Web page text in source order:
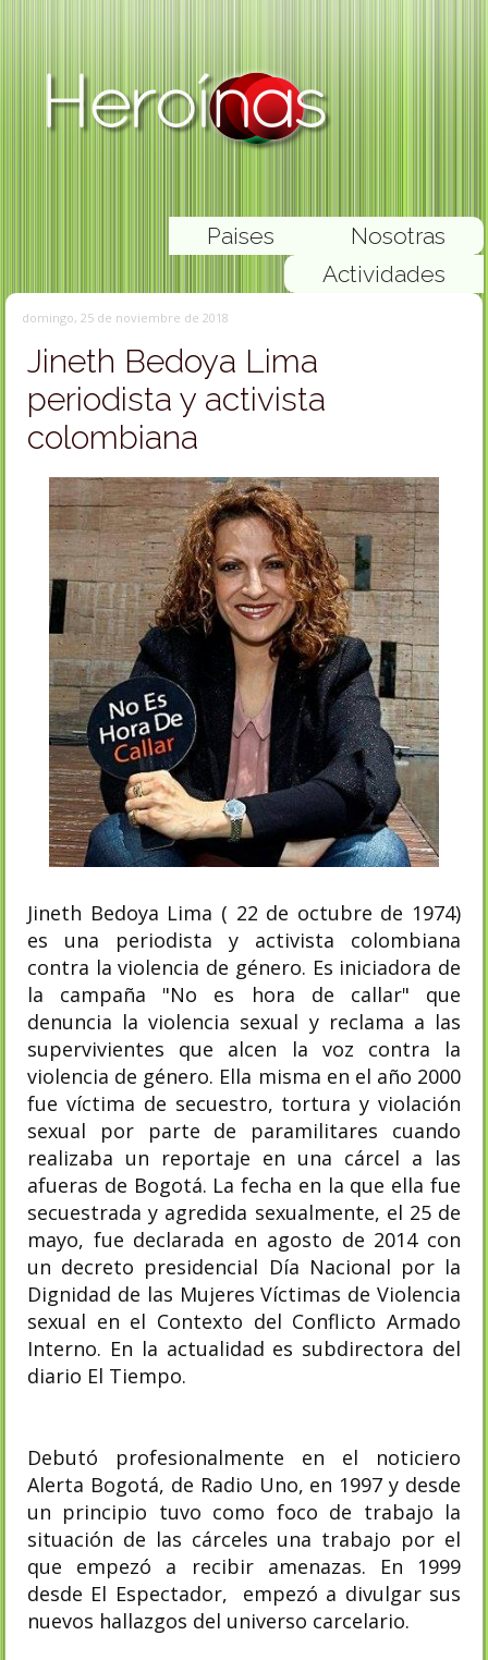
Nosotras
Paises
Actividades
domingo, 25 de noviembre de 2018
Jineth Bedoya Lima
periodista y activista
colombiana
Jineth Bedoya Lima ( 22 de octubre de 1974)
es una periodista y activista colombiana
contra la violencia de género. Es iniciadora de
la campaña "No es hora de callar" que
denuncia la violencia sexual y reclama a las
supervivientes que alcen la voz contra la
violencia de género. Ella misma en el año 2000
fue víctima de secuestro, tortura y violación
sexual por parte de paramilitares cuando
realizaba un reportaje en una cárcel a las
afueras de Bogotá.​ La fecha en la que ella fue
secuestrada y agredida sexualmente, el 25 de
mayo, fue declarada en agosto de 2014 con
un decreto presidencial Día Nacional por la
Dignidad de las Mujeres Víctimas de Violencia
sexual en el Contexto del Conflicto Armado
Interno.​ En la actualidad es subdirectora del
diario El Tiempo.
Debutó profesionalmente en el noticiero
Alerta Bogotá, de Radio Uno, en 1997 y desde
un principio tuvo como foco de trabajo la
situación de las cárceles una trabajo por el
que empezó a recibir amenazas. En 1999
desde El Espectador, empezó a divulgar sus
nuevos hallazgos del universo carcelario.